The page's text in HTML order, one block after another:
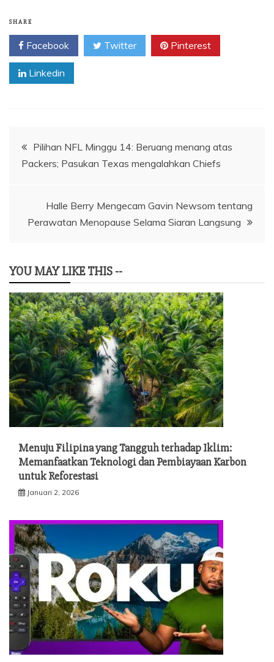
SHARE
Facebook Twitter Pinterest
Linkedin
Navigasi
Pilihan NFL Minggu 14: Beruang menang atas
Packers; Pasukan Texas mengalahkan Chiefs
Halle Berry Mengecam Gavin Newsom tentang
Perawatan Menopause Selama Siaran Langsung
YOU MAY LIKE THIS --
Menuju Filipina yang Tangguh terhadap Iklim:
Memanfaatkan Teknologi dan Pembiayaan Karbon
untuk Reforestasi
Januari 2, 2026